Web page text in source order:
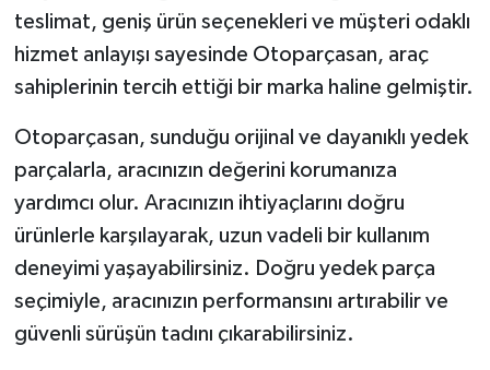
teslimat, geniş ürün seçenekleri ve müşteri odaklı
hizmet anlayışı sayesinde Otoparçasan, araç
sahiplerinin tercih ettiği bir marka haline gelmiştir.
Otoparçasan, sunduğu orijinal ve dayanıklı yedek
parçalarla, aracınızın değerini korumanıza
yardımcı olur. Aracınızın ihtiyaçlarını doğru
ürünlerle karşılayarak, uzun vadeli bir kullanım
deneyimi yaşayabilirsiniz. Doğru yedek parça
seçimiyle, aracınızın performansını artırabilir ve
güvenli sürüşün tadını çıkarabilirsiniz.